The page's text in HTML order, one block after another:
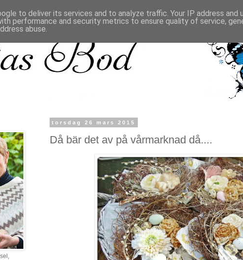
torsdag 26 mars 2015
Då bär det av på vårmarknad då....
to deliver its services and to analyze traffic. Your IP address and
performance and security metrics to ensure quality of service,
abuse.